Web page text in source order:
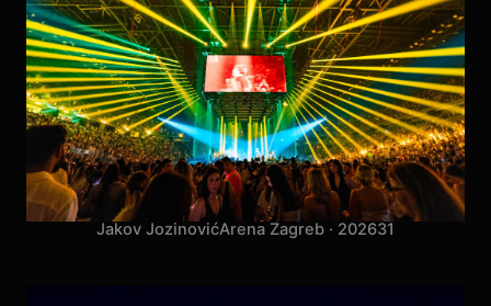
Jakov JozinovićArena Zagreb · 202631